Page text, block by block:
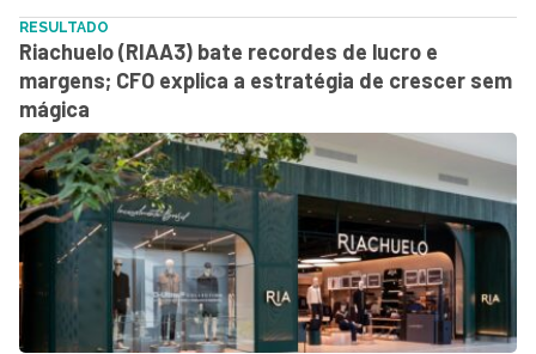
RESULTADO
Riachuelo (RIAA3) bate recordes de lucro e
margens; CFO explica a estratégia de crescer sem
mágica